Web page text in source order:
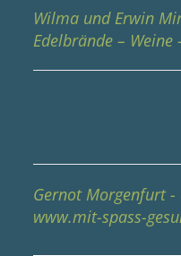
Wilma und Erwin
Edelbrände – Weine
Gernot Morgenfurt
www.mit-spass-